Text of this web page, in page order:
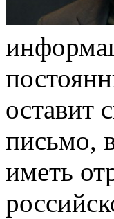
оставит
письмо,
иметь